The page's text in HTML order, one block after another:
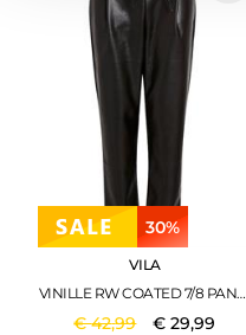
30%
VILA
VINILLE RW COATED 7/8 PANTS - NOOS BLACK
€42,99 €29,99